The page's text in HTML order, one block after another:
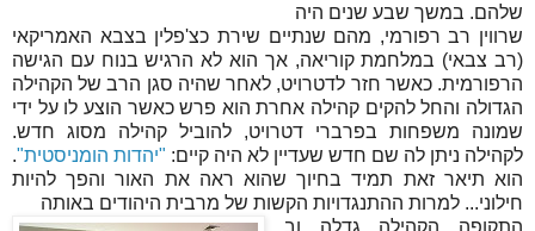
שלהם. במשך שבע שנים היה
שרווין רב רפורמי, מהם שנתיים שירת כצ'פלין בצבא האמריקאי
(רב צבאי) במלחמת קוריאה, אך הוא לא הרגיש בנוח עם הגישה
הרפורמית. כאשר חזר לדטרויט, לאחר שהיה סגן הרב של הקהילה
הגדולה והחל להקים קהילה אחרת הוא פרש כאשר הוצע לו על ידי
שמונה משפחות בפרברי דטרויט, להוביל קהילה מסוג חדש.
לקהילה ניתן לה שם חדש שעדיין לא היה קיים: "יהדות הומניסטית".
הוא תיאר זאת תמיד בחיוך שהוא ראה את האור והפך להיות
חילוני... למרות ההתנגדויות הקשות של מרבית היהודים באותה
התקופה הקהילה גדלה וב